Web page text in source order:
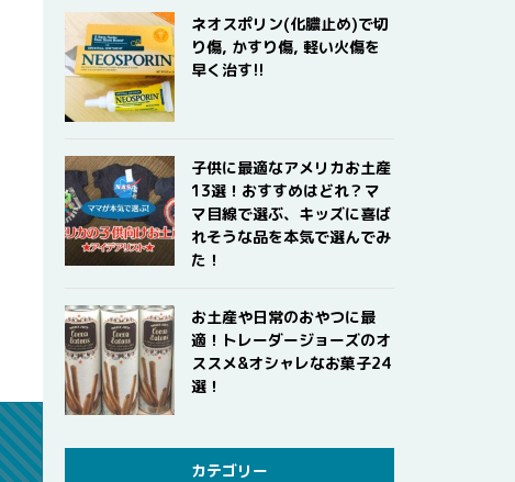
ネオスポリン(化膿止め)で切
り傷, かすり傷, 軽い火傷を
早く治す!!
子供に最適なアメリカお土産
13選！おすすめはどれ？マ
マ目線で選ぶ、キッズに喜ば
れそうな品を本気で選んでみ
た！
お土産や日常のおやつに最
適！トレーダージョーズのオ
ススメ&オシャレなお菓子24
選！
カテゴリー